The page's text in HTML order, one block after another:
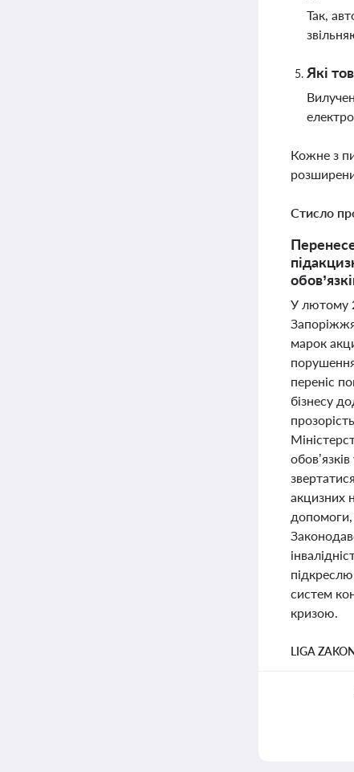
Так,
Які
Кожне з
Стисло
У лютому
марок
переніс
бізнесу
акцизних
систем
кризою.
LIGA